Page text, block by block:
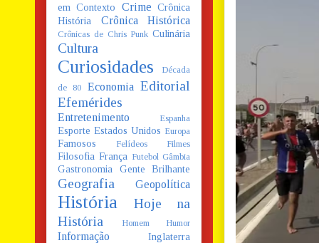
em Contexto
Crime Crônica
História
Crônica Histórica
Crônicas de Chris Punk Culinária
Cultura
Curiosidades
Década
de 80
Economia Editorial
Efemérides
Entretenimento Espanha
Esporte Estados Unidos Europa
Famosos Felídeos Filmes
Filosofia França Futebol Gâmbia
Gastronomia Gente Brilhante
Geografia Geopolítica
História
Hoje na
História
Homem Humor
Informação Inglaterra